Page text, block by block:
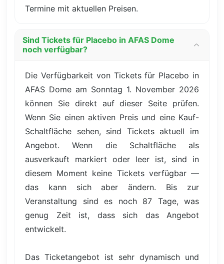
Termine mit aktuellen Preisen.
Sind Tickets für Placebo in AFAS Dome
noch verfügbar?
Die Verfügbarkeit von Tickets für Placebo in
AFAS Dome am Sonntag 1. November 2026
können Sie direkt auf dieser Seite prüfen.
Wenn Sie einen aktiven Preis und eine Kauf-
Schaltfläche sehen, sind Tickets aktuell im
Angebot. Wenn die Schaltfläche als
ausverkauft markiert oder leer ist, sind in
diesem Moment keine Tickets verfügbar —
das kann sich aber ändern. Bis zur
Veranstaltung sind es noch 87 Tage, was
genug Zeit ist, dass sich das Angebot
entwickelt.
Das Ticketangebot ist sehr dynamisch und